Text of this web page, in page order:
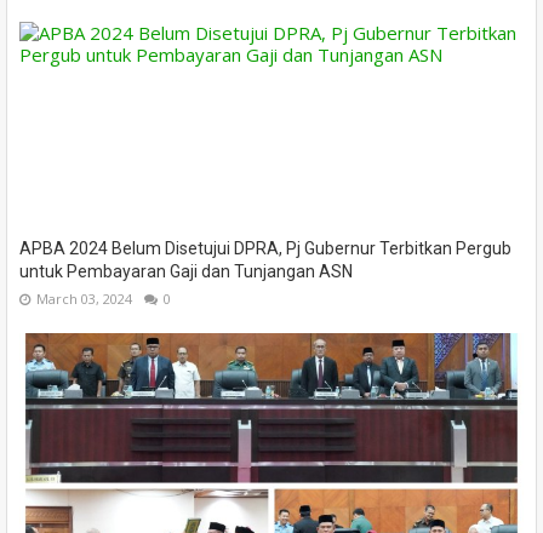
APBA 2024 Belum Disetujui DPRA, Pj Gubernur Terbitkan Pergub
untuk Pembayaran Gaji dan Tunjangan ASN
March 03, 2024 0